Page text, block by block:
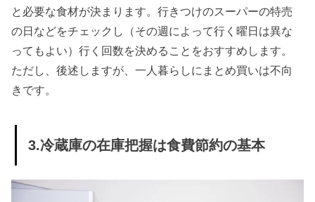
と必要な食材が決まります。行きつけのスーパーの特売
の日などをチェックし（その週によって行く曜日は異な
ってもよい）行く回数を決めることをおすすめします。
ただし、後述しますが、一人暮らしにまとめ買いは不向
きです。
3.冷蔵庫の在庫把握は食費節約の基本